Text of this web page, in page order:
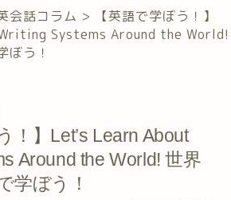
会話コラム >
【英語で学ぼう！】
Systems Around the World!
ぼう！
！】Let’s Learn About
Around the World! 世界
学ぼう！